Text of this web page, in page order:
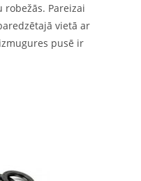
Pareizai
vietā ar
pusē ir